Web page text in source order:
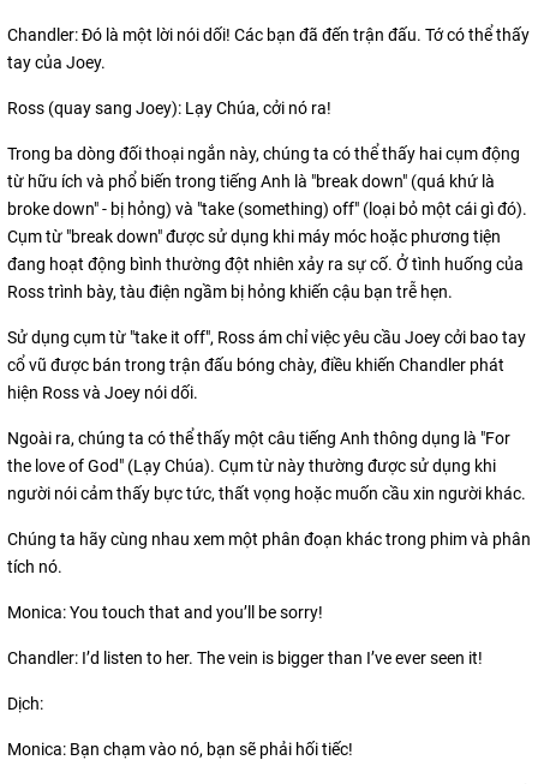
Chandler: Đó là một lời nói dối! Các bạn đã đến trận đấu. Tớ có thể thấy
tay của Joey.
Ross (quay sang Joey): Lạy Chúa, cởi nó ra!
Trong ba dòng đối thoại ngắn này, chúng ta có thể thấy hai cụm động
từ hữu ích và phổ biến trong tiếng Anh là "break down" (quá khứ là
broke down" - bị hỏng) và "take (something) off" (loại bỏ một cái gì đó).
Cụm từ "break down" được sử dụng khi máy móc hoặc phương tiện
đang hoạt động bình thường đột nhiên xảy ra sự cố. Ở tình huống của
Ross trình bày, tàu điện ngầm bị hỏng khiến cậu bạn trễ hẹn.
Sử dụng cụm từ "take it off", Ross ám chỉ việc yêu cầu Joey cởi bao tay
cổ vũ được bán trong trận đấu bóng chày, điều khiến Chandler phát
hiện Ross và Joey nói dối.
Ngoài ra, chúng ta có thể thấy một câu tiếng Anh thông dụng là "For
the love of God" (Lạy Chúa). Cụm từ này thường được sử dụng khi
người nói cảm thấy bực tức, thất vọng hoặc muốn cầu xin người khác.
Chúng ta hãy cùng nhau xem một phân đoạn khác trong phim và phân
tích nó.
Monica: You touch that and you’ll be sorry!
Chandler: I’d listen to her. The vein is bigger than I’ve ever seen it!
Dịch:
Monica: Bạn chạm vào nó, bạn sẽ phải hối tiếc!